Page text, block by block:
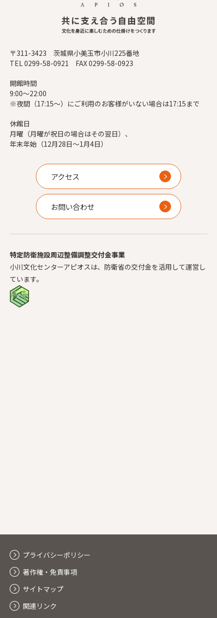
〒311-3423 茨城県小美玉市小川225番地
TEL 0299-58-0921 FAX 0299-58-0923
開館時間
9:00～22:00
※夜間（17:15～）にご利用のお客様がいない場合は17:15まで
休館日
月曜（月曜が祝日の場合はその翌日）、
年末年始（12月28日～1月4日）
アクセス
お問い合わせ
特定防衛施設周辺整備調整交付金事業
小川文化センターアピオスは、防衛省の交付金を活用して運営し
ています。
プライバシーポリシー
著作権・免責事項
サイトマップ
関連リンク